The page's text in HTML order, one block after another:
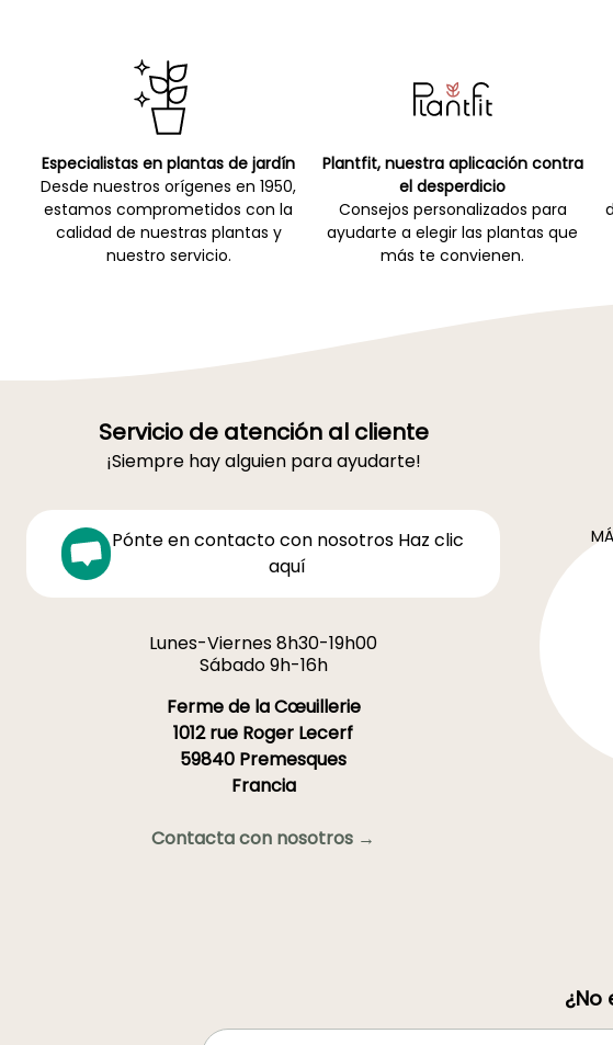
Especialistas en plantas de jardín
Desde nuestros orígenes en 1950,
estamos comprometidos con la
calidad de nuestras plantas y
nuestro servicio.
Plantfit, nuestra aplicación contra
el desperdicio
Consejos personalizados para
ayudarte a elegir las plantas que
más te convienen.
Servicio de atención al cliente
¡Siempre hay alguien para ayudarte!
Pónte en contacto con nosotros Haz clic
aquí
Lunes-Viernes 8h30-19h00
Sábado 9h-16h
Ferme de la Cœuillerie
1012 rue Roger Lecerf
59840 Premesques
Francia
Contacta con nosotros →
¿No